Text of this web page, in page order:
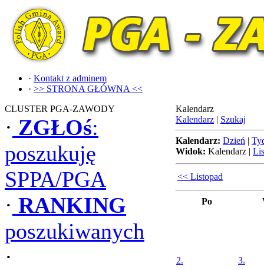
· Kontakt z adminem
· >> STRONA GŁÓWNA <<
CLUSTER PGA-ZAWODY
· ZGŁOś:
poszukuję
SPPA/PGA
· RANKING
poszukiwanych
·
Kalendarz
Kalendarz | Szukaj
Kalendarz: Dzień |
Widok: Kalendarz |
<< Listopad
Po
2. 3.